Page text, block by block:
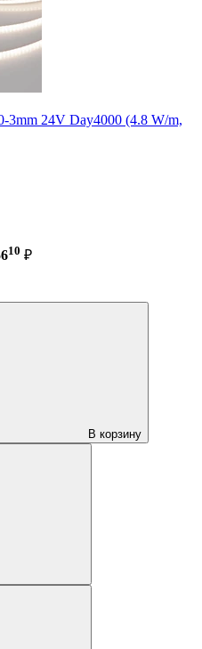
3mm 24V Day4000 (4.8 W/m,
10 ₽
В корзину